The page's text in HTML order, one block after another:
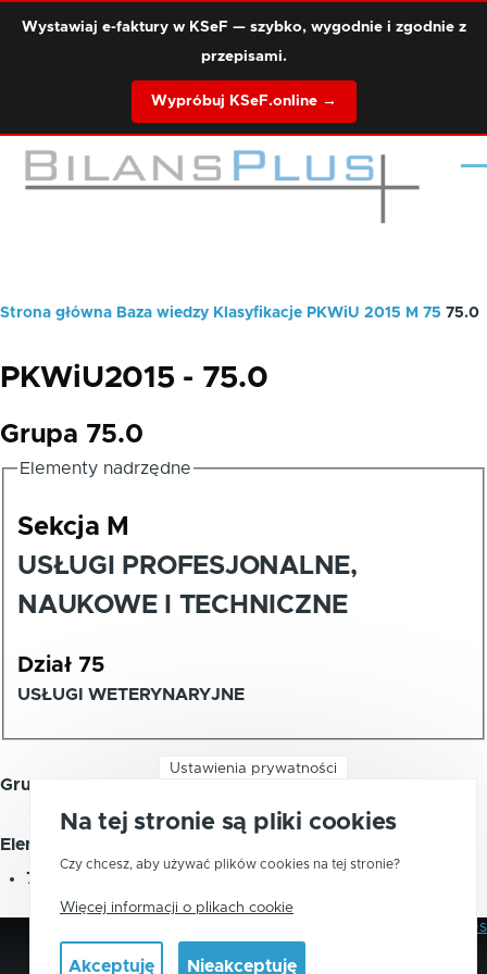
Wystawiaj e-faktury w KSeF — szybko, wygodnie i zgodnie z
przepisami.
Wypróbuj KSeF.online →
Ścieżka
nawigacyjna
Strona główna Baza wiedzy Klasyfikacje PKWiU 2015 M 75 75.0
PKWiU2015 - 75.0
Grupa 75.0
Elementy nadrzędne
Sekcja M
USŁUGI PROFESJONALNE,
NAUKOWE I TECHNICZNE
Dział 75
USŁUGI WETERYNARYJNE
Grupa 75.0 - USŁUGI WETERYNARYJNE
Element zawiera:
75.00
Pliki Cookies
Ustawienia prywatności
Na tej stronie są pliki cookies
Czy chcesz, aby używać plików cookies na tej stronie?
Więcej informacji o plikach cookie
Akceptuję Nieakceptuję